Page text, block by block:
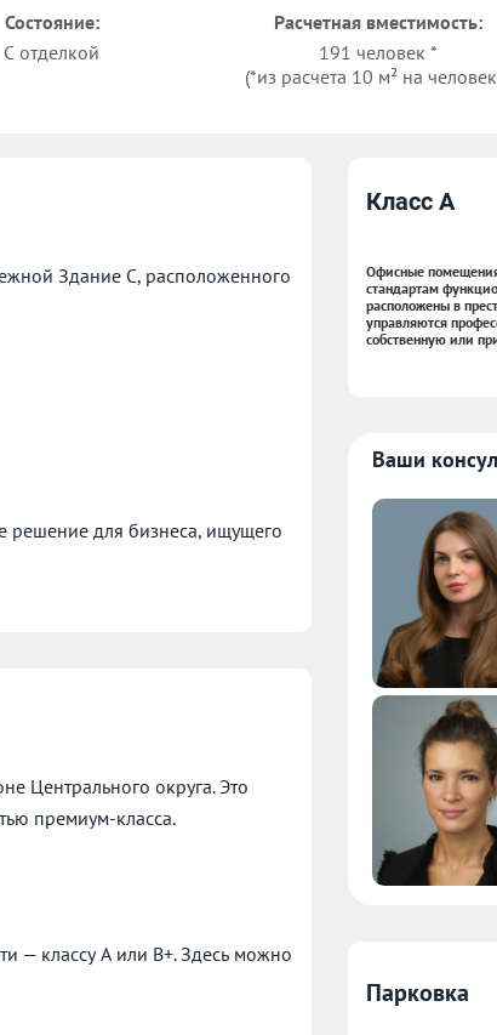
Состояние:
С отделкой
Расчетная вместимость:
191 человек *
(*из расчета 10 м² на
Здание С, расположенного
решение для бизнеса, ищущего
Центрального округа. Это
премиум-класса.
— классу А или В+. Здесь можно
Класс A
Офисные
стандартам
расположены в
управляются
собственную или
Ваши
Парковка